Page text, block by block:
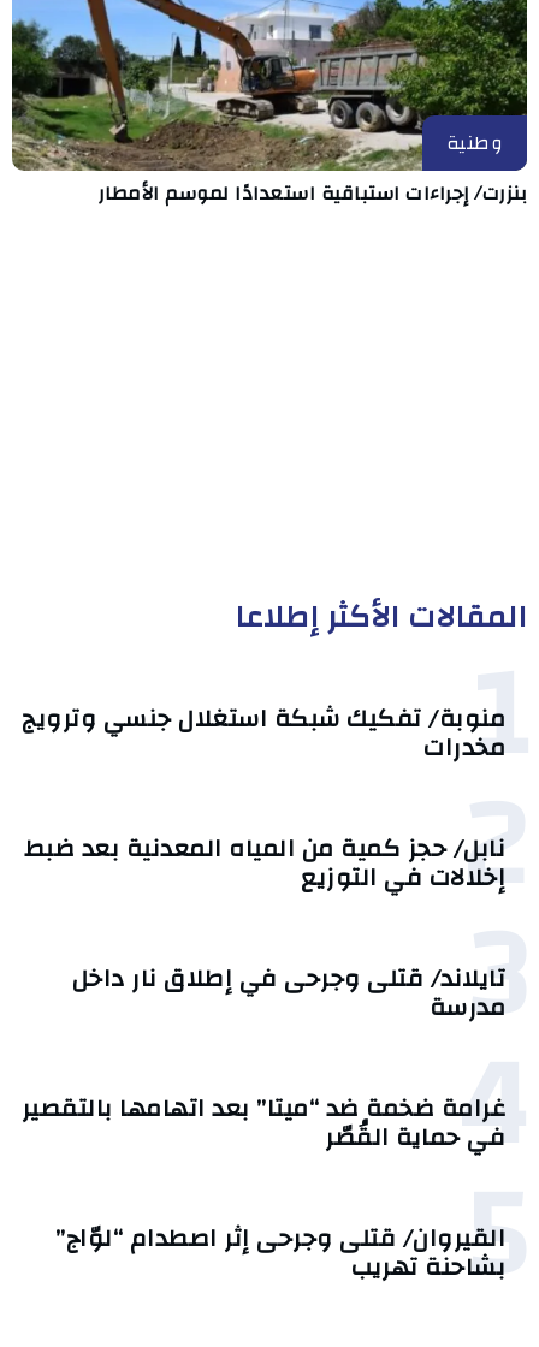
وطنية
بنزرت/ إجراءات استباقية استعدادًا لموسم الأمطار
المقالات الأكثر إطلاعا
1
منوبة/ تفكيك شبكة استغلال جنسي وترويج
مخدرات
2
نابل/ حجز كمية من المياه المعدنية بعد ضبط
إخلالات في التوزيع
3
تايلاند/ قتلى وجرحى في إطلاق نار داخل
مدرسة
4
غرامة ضخمة ضد “ميتا” بعد اتهامها بالتقصير
في حماية القُصّر
5
القيروان/ قتلى وجرحى إثر اصطدام “لوّاج”
بشاحنة تهريب